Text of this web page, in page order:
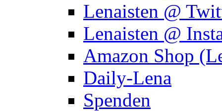
Lenaisten @
Lenaisten @
Amazon Shop
Daily-Lena
Spenden